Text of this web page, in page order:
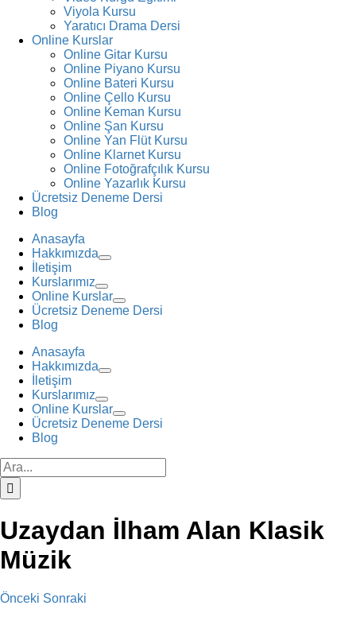
Viyola Kursu
Yaratıcı Drama Dersi
Online Kurslar
Online Gitar Kursu
Online Piyano Kursu
Online Bateri Kursu
Online Çello Kursu
Online Keman Kursu
Online Şan Kursu
Online Yan Flüt Kursu
Online Klarnet Kursu
Online Fotoğrafçılık Kursu
Online Yazarlık Kursu
Ücretsiz Deneme Dersi
Blog
Anasayfa
Hakkımızda
İletişim
Kurslarımız
Online Kurslar
Ücretsiz Deneme Dersi
Blog
Anasayfa
Hakkımızda
İletişim
Kurslarımız
Online Kurslar
Ücretsiz Deneme Dersi
Blog
Ara:
Uzaydan İlham Alan Klasik
Müzik
Önceki Sonraki